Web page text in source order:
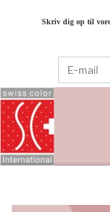
Skriv dig op til